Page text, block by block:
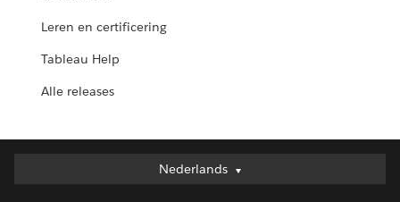
Leren en certificering
Tableau Help
Alle releases
Nederlands
Nederlands